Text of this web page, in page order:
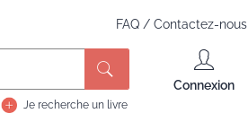
FAQ / Contactez-nous
Je recherche un livre
Connexion